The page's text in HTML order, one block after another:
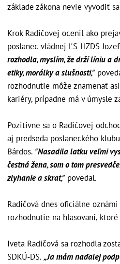
základe zákona nevie vyvodiť
Krok Radičovej ocenil ako
poslanec vládnej ĽS-HZDS
rozhodla, myslím, že drží líniu a
etiky, morálky a slušnosti,"
rozhodnutie môže znamenať
kariéry, prípadne má v úmysle
Pozitívne sa o Radičovej
aj predseda poslaneckého
Bárdos. "Nasadila latku veľmi
čestná žena, som o tom
zlyhanie a skrat," povedal.
Radičová dnes oficiálne
rozhodnutie na hlasovaní, ktoré
Iveta Radičová sa rozhodla
SDKÚ-DS. „Ja mám naďalej